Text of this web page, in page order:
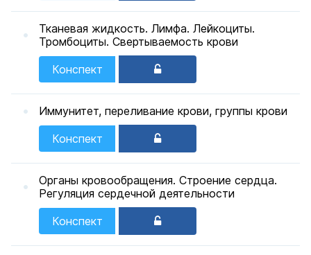
Тканевая жидкость. Лимфа. Лейкоциты.
Тромбоциты. Свертываемость крови
Конспект
Иммунитет, переливание крови, группы крови
Конспект
Органы кровообращения. Строение сердца.
Регуляция сердечной деятельности
Конспект